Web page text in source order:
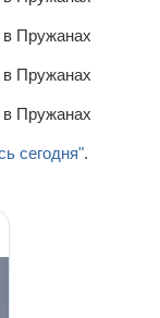
сегодня".